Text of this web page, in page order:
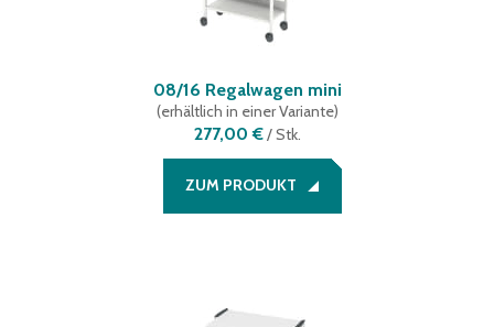
08/16 Regalwagen mini
(erhältlich in einer Variante)
277,00 €/Stk.
ZUM PRODUKT